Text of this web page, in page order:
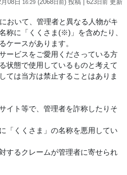
08日 16:29 (2068日前) 投稿 | 623日前 更新
おいて、管理者と異なる人物がキ
称に「くくさま(※)」を含めたり、
ケースがあります。
ービスをご愛用くださっている方
状態で使用しているものと考えて
ては当方は禁止することはありま
イト等で、管理者を詐称したりそ
「くくさま」の名称を悪用してい
するクレームが管理者に寄せられ